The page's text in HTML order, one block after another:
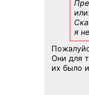
я
Они для
их было